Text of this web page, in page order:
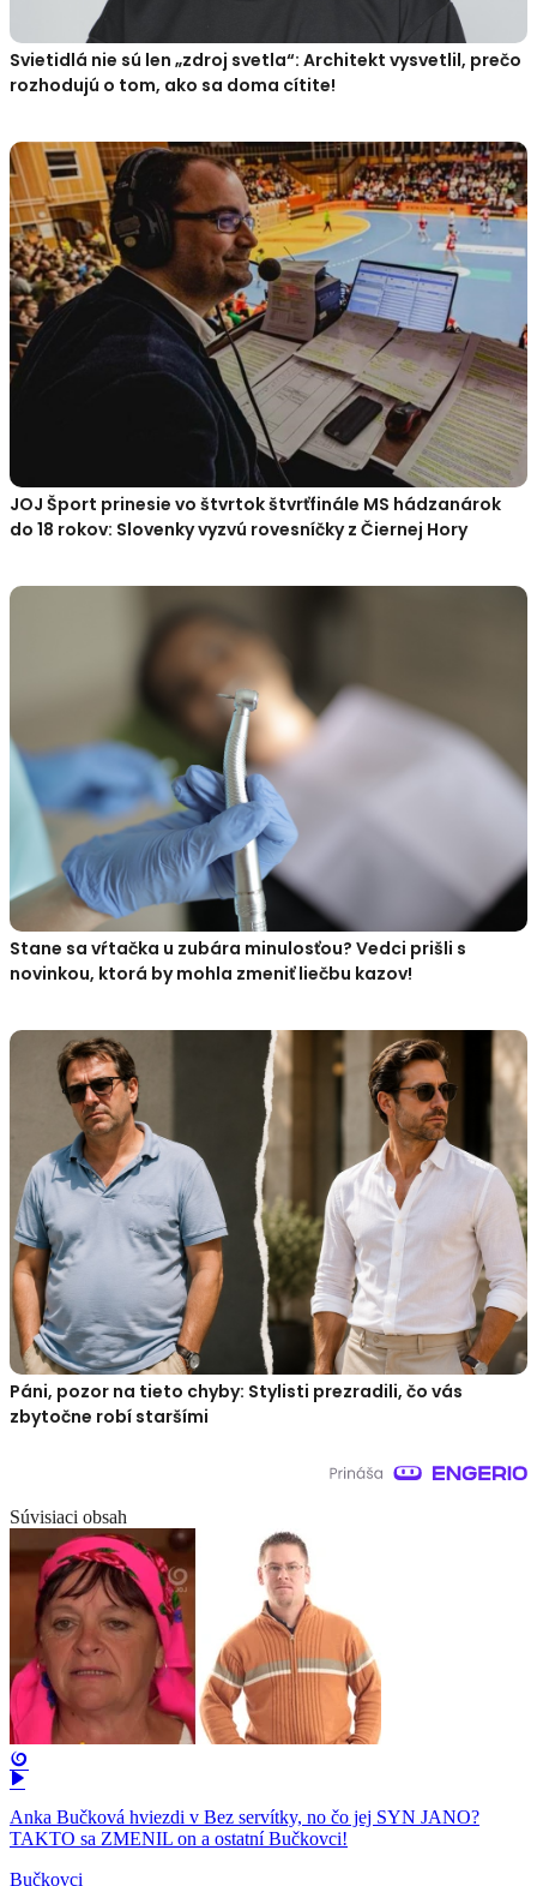
Svietidlá nie sú len „zdroj svetla“: Architekt vysvetlil, prečo
rozhodujú o tom, ako sa doma cítite!
JOJ Šport prinesie vo štvrtok štvrťfinále MS hádzanárok
do 18 rokov: Slovenky vyzvú rovesníčky z Čiernej Hory
Stane sa vŕtačka u zubára minulosťou? Vedci prišli s
novinkou, ktorá by mohla zmeniť liečbu kazov!
Páni, pozor na tieto chyby: Stylisti prezradili, čo vás
zbytočne robí staršími
Súvisiaci obsah
Anka Bučková hviezdi v Bez servítky, no čo jej SYN JANO?
TAKTO sa ZMENIL on a ostatní Bučkovci!
Bučkovci